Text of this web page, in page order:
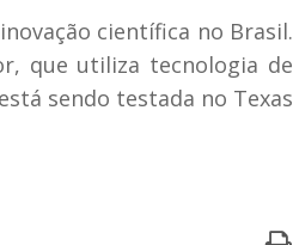
científica no Brasil.
que utiliza tecnologia de
sendo testada no Texas